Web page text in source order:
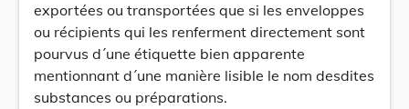
exportées ou transportées que si les enveloppes
ou récipients qui les renferment directement sont
pourvus d´une étiquette bien apparente
mentionnant d´une manière lisible le nom desdites
substances ou préparations.